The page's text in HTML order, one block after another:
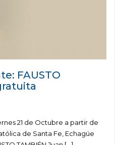
FAUSTO
21 de Octubre a partir de
de Santa Fe, Echagüe